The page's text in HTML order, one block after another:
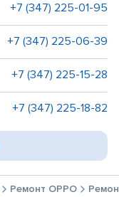
+7 (347) 225-01-95
+7 (347) 225-06-39
+7 (347) 225-15-28
+7 (347) 225-18-82
Ремонт OPPO